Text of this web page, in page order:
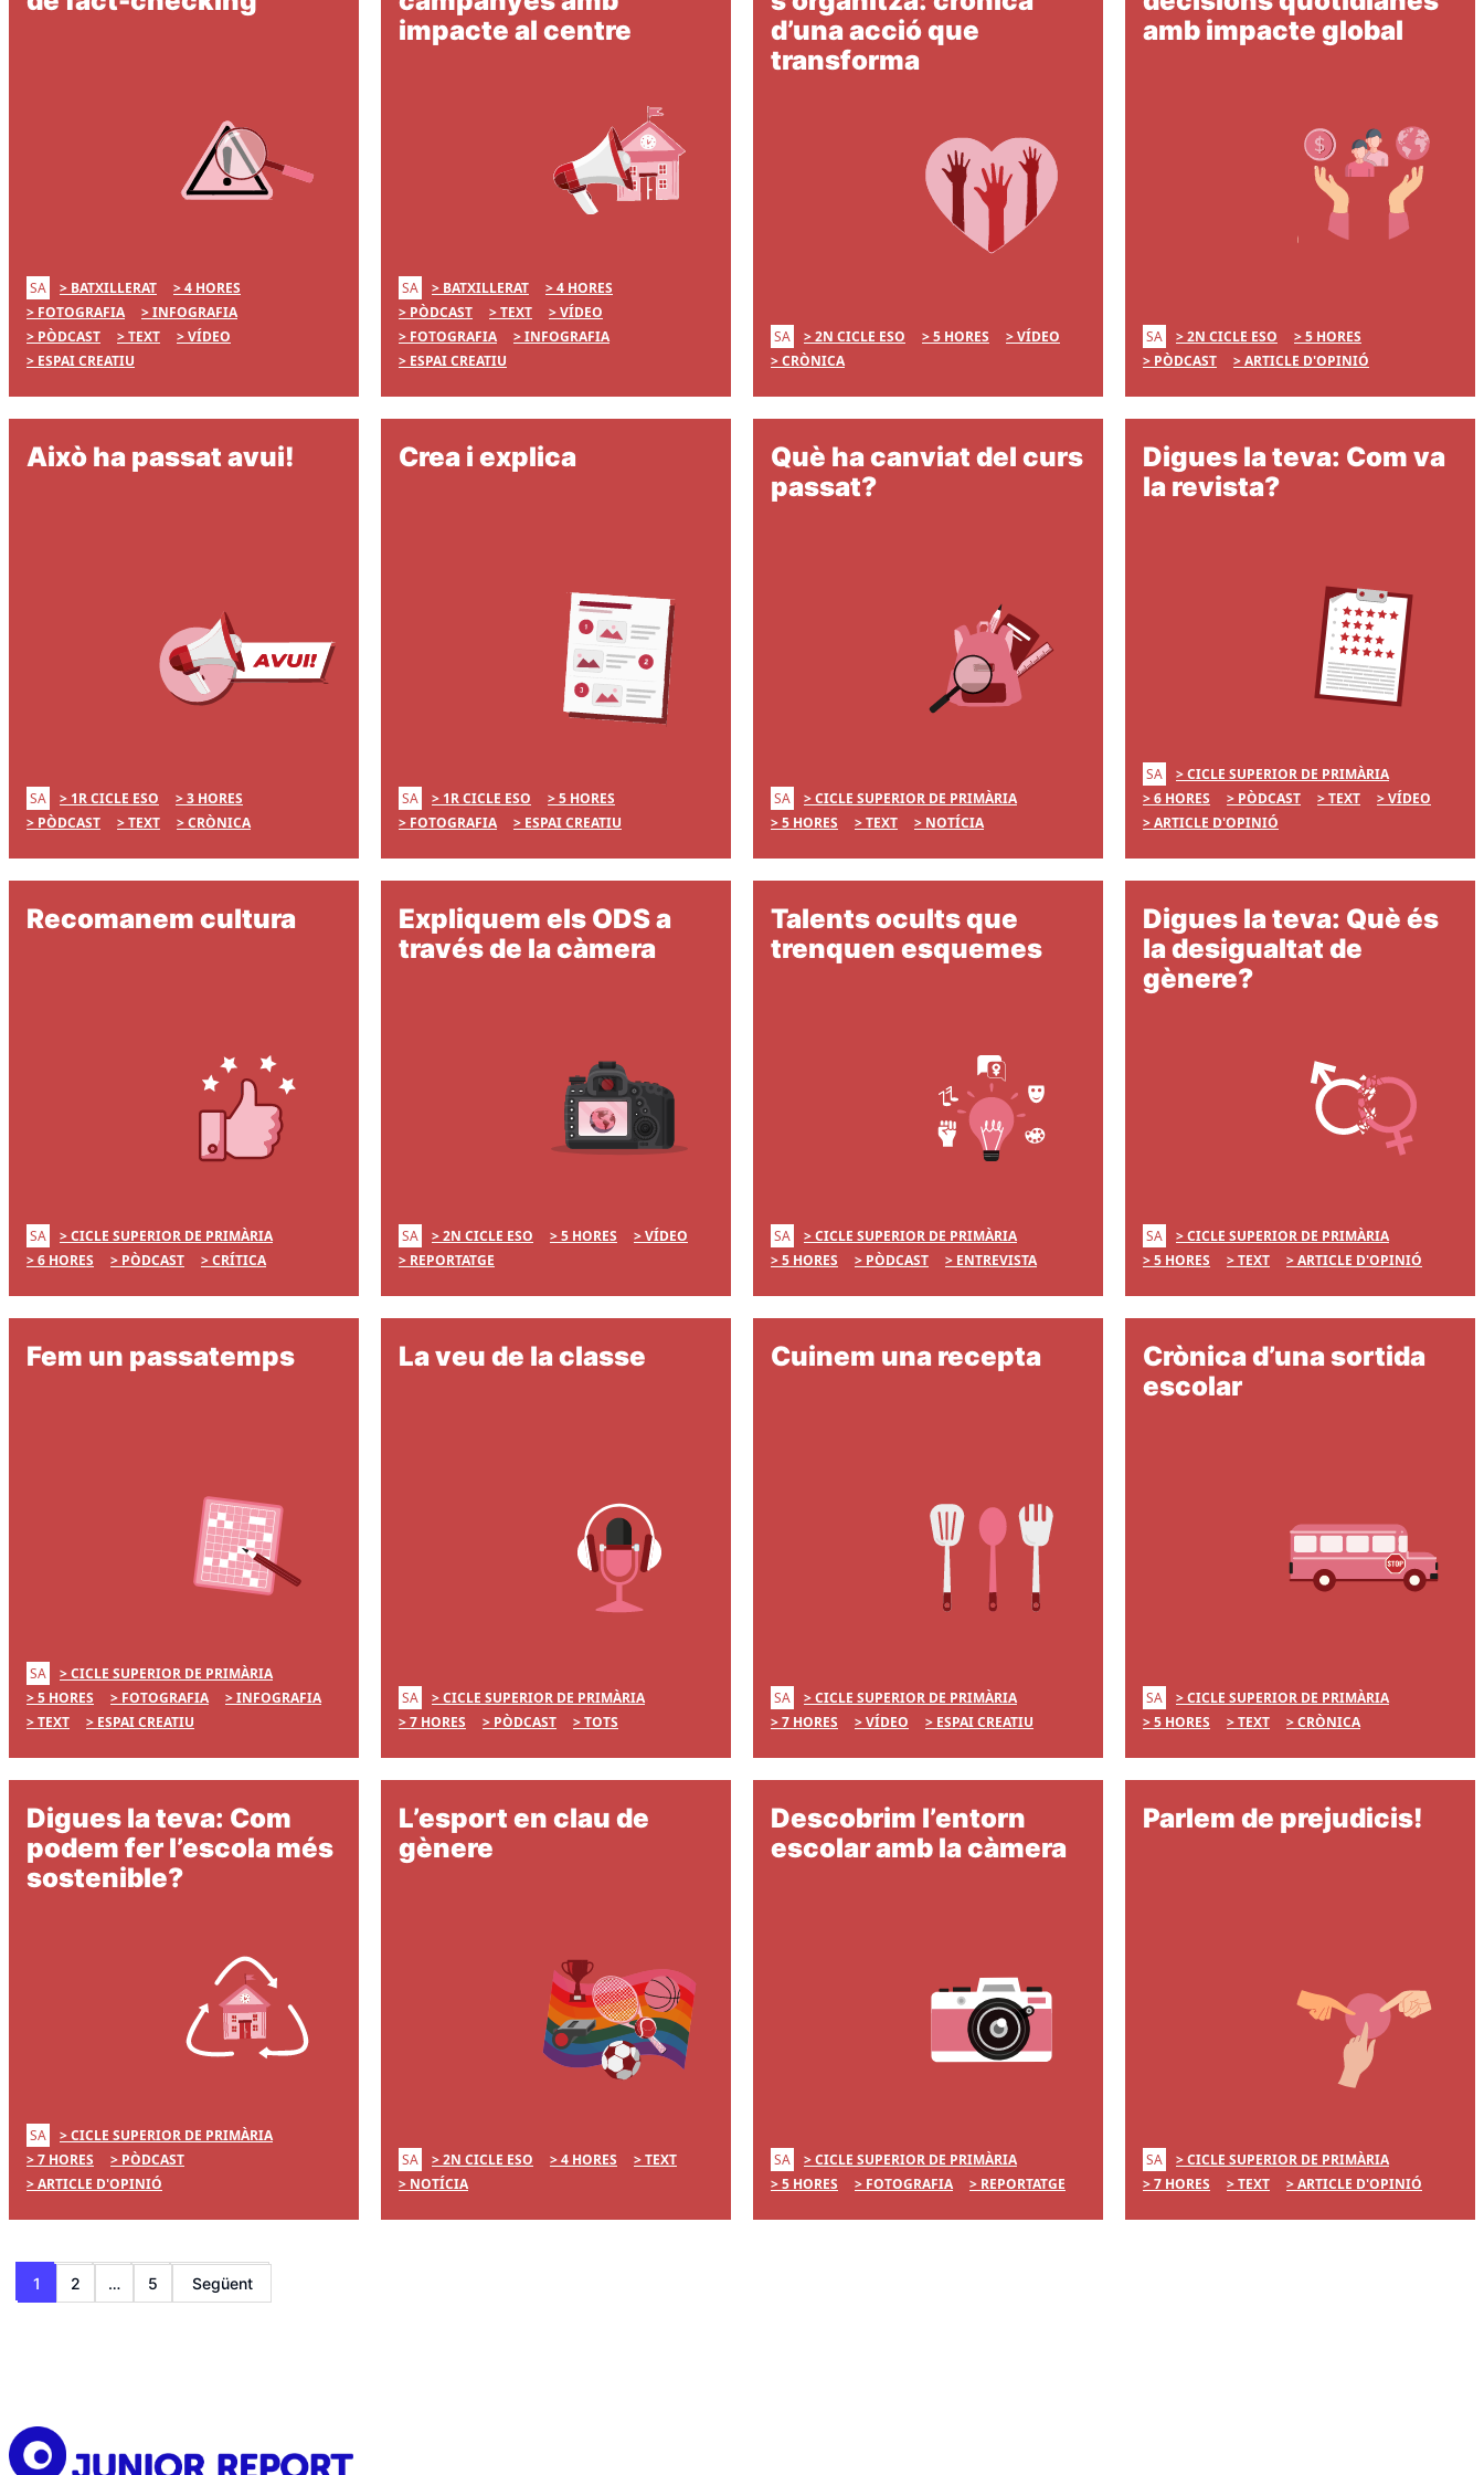
SA BATXILLERAT
4 HORES
FOTOGRAFIA
INFOGRAFIA
PÒDCAST
TEXT
VÍDEO
ESPAI CREATIU
impacte al centre
SA BATXILLERAT
4 HORES
PÒDCAST
TEXT
VÍDEO
FOTOGRAFIA
INFOGRAFIA
ESPAI CREATIU
d’una acció que
transforma
SA 2N CICLE ESO 5 HORES
VÍDEO
CRÒNICA
amb impacte global
SA 2N CICLE ESO
5 HORES
PÒDCAST
ARTICLE D'OPINIÓ
Això ha passat avui!
SA 1R CICLE ESO
3 HORES
PÒDCAST
TEXT CRÒNICA
Crea i explica
SA 1R CICLE ESO
5 HORES
FOTOGRAFIA
ESPAI CREATIU
Què ha canviat del curs
passat?
SA
CICLE SUPERIOR DE PRIMÀRIA
5 HORES
TEXT NOTÍCIA
Digues la teva: Com va
la revista?
SA
CICLE SUPERIOR DE PRIMÀRIA
6 HORES
PÒDCAST TEXT
VÍDEO
ARTICLE D'OPINIÓ
Recomanem cultura
SA
CICLE SUPERIOR DE PRIMÀRIA
6 HORES
PÒDCAST CRÍTICA
Expliquem els ODS a
través de la càmera
SA 2N CICLE ESO 5 HORES
VÍDEO
REPORTATGE
Talents ocults que
trenquen esquemes
SA
CICLE SUPERIOR DE PRIMÀRIA
5 HORES
PÒDCAST ENTREVISTA
Digues la teva: Què és
la desigualtat de
gènere?
SA
CICLE SUPERIOR DE PRIMÀRIA
5 HORES
TEXT ARTICLE D'OPINIÓ
Fem un passatemps
SA
CICLE SUPERIOR DE PRIMÀRIA
5 HORES
FOTOGRAFIA
INFOGRAFIA
TEXT
ESPAI CREATIU
La veu de la classe
SA
CICLE SUPERIOR DE PRIMÀRIA
7 HORES
PÒDCAST TOTS
Cuinem una recepta
SA
CICLE SUPERIOR DE PRIMÀRIA
7 HORES
VÍDEO ESPAI CREATIU
Crònica d’una sortida
escolar
SA
CICLE SUPERIOR DE PRIMÀRIA
5 HORES
TEXT CRÒNICA
Digues la teva: Com
podem fer l’escola més
sostenible?
SA
CICLE SUPERIOR DE PRIMÀRIA
7 HORES
PÒDCAST
ARTICLE D'OPINIÓ
L’esport en clau de
gènere
SA 2N CICLE ESO 4 HORES
TEXT
NOTÍCIA
Descobrim l’entorn
escolar amb la càmera
SA
CICLE SUPERIOR DE PRIMÀRIA
5 HORES
FOTOGRAFIA REPORTATGE
Parlem de prejudicis!
SA
CICLE SUPERIOR DE PRIMÀRIA
7 HORES
TEXT ARTICLE D'OPINIÓ
Paginació
de
1 2 … 5 Següent